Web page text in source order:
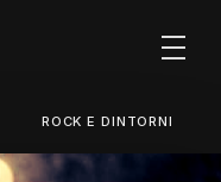
ROCK E DINTORNI